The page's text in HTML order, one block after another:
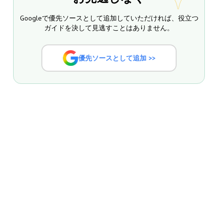
Googleで優先ソースとして追加していただければ、役立つ
ガイドを決して見逃すことはありません。
優先ソースとして追加 >>